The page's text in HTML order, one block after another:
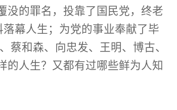
没的罪名，投靠了国民党，终老
幕人生；为党的事业奉献了毕
的人生？又都有过哪些鲜为人知